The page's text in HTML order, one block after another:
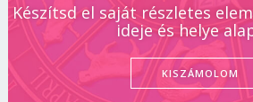
Készítsd el saját részletes
ideje és helye
KISZÁMOLOM